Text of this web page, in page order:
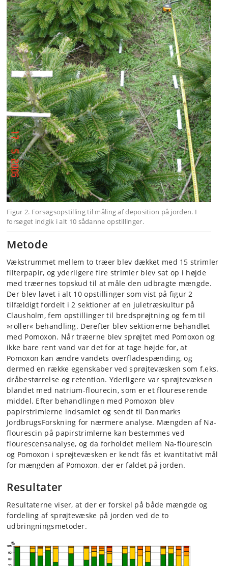
Figur 2. Forsøgsopstilling til måling af deposition på jorden. I
forsøget indgik i alt 10 sådanne opstillinger.
Metode
Vækstrummet mellem to træer blev dækket med 15 strimler
filterpapir, og yderligere fire strimler blev sat op i højde
med træernes topskud til at måle den udbragte mængde.
Der blev lavet i alt 10 opstillinger som vist på figur 2
tilfældigt fordelt i 2 sektioner af en juletræskultur på
Clausholm, fem opstillinger til bredsprøjtning og fem til
»roller« behand­ling. Derefter blev sektionerne behandlet
med Pomoxon. Når træerne blev sprøjtet med Pomoxon og
ikke bare rent vand var det for at tage højde for, at
Pomoxon kan ændre vandets overfladespænding, og
dermed en række egenskaber ved sprøjtevæsken som f.eks.
dråbestørrelse og retention. Yderligere var sprøjtevæksen
blandet med natrium-flourecin, som er et floureserende
middel. Efter behandlingen med Pomoxon blev
papirstrimlerne indsamlet og sendt til Danmarks
JordbrugsForskning for nærmere analyse. Mængden af Na-
flourescin på papirstrimlerne kan bestemmes ved
flourescensanalyse, og da forholdet mellem Na-flourescin
og Pomoxon i sprøjtevæsken er kendt fås et kvantitativt mål
for mængden af Pomoxon, der er faldet på jorden.
Resultater
Resultaterne viser, at der er forskel på både mængde og
fordeling af sprøjte­væske på jorden ved de to
udbringningsmetoder.